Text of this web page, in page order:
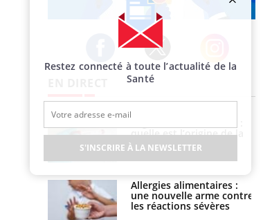
Facebook Twitter Instagram
quelle est l’origine de la
contamination ?
Allergies alimentaires :
une nouvelle arme contre
les réactions sévères
Restez connecté à toute l’actualité de la
Santé
S'INSCRIRE À LA NEWSLETTER